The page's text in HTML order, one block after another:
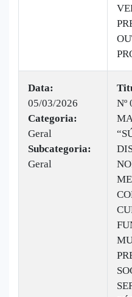
Data:
05/03/2026
Categoria:
Geral
Subcategoria:
Geral
Nº